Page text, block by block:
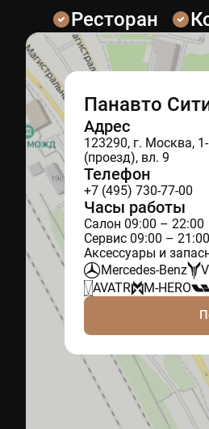
Ресторан
Панавто
Адрес
123290, г. Москва,
(проезд), вл. 9
Телефон
+7 (495) 730-77-00
Часы работы
Салон 09:00 – 22:00
Сервис 09:00 – 21:00
Аксессуары и
Mercedes-Benz
AVATR
M-HERO